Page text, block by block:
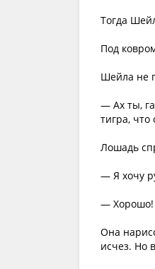
Тогда
Под
Шейла не
— Ах ты,
тигра, что
Лошадь
— Я хочу
— Хорошо!
Она
исчез. Но